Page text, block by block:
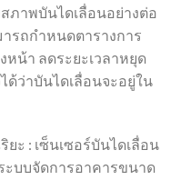
ภาพบันไดเลื่อนอย่างต่อ
รถกำหนดตารางการ
น้า ลดระยะเวลาหยุด
ด้ว่าบันไดเลื่อนจะอยู่ใน
ะ : เซ็นเซอร์บันไดเลื่อน
ะบบจัดการอาคารขนาด